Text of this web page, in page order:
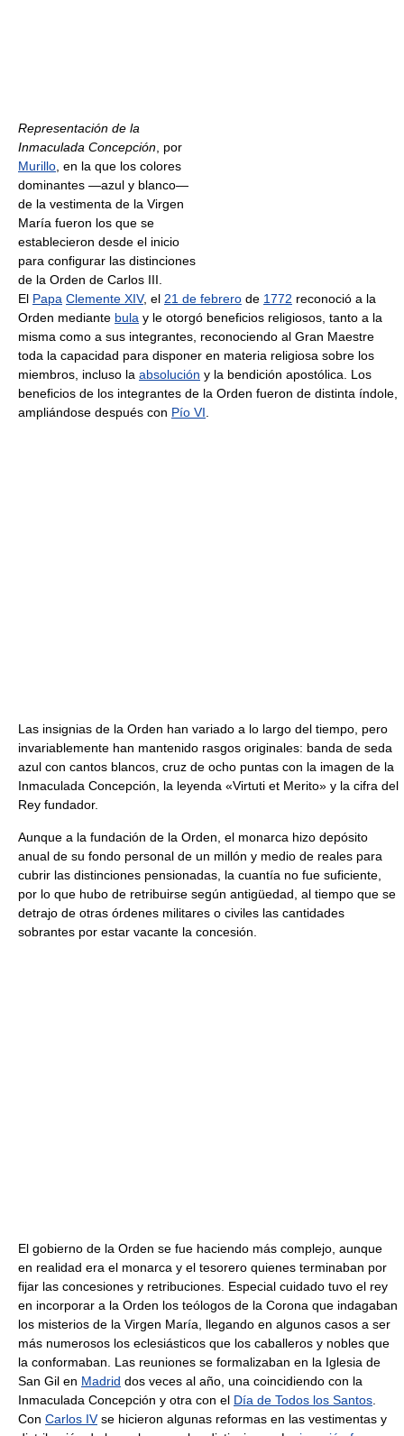
Representación de la
Inmaculada Concepción , por
Murillo , en la que los colores
dominantes —azul y blanco—
de la vestimenta de la Virgen
María fueron los que se
establecieron desde el inicio
para configurar las distinciones
de la Orden de Carlos III.
El Papa Clemente XIV, el 21 de febrero de 1772 reconoció a la
Orden mediante bula y le otorgó beneficios religiosos, tanto a la
misma como a sus integrantes, reconociendo al Gran Maestre
toda la capacidad para disponer en materia religiosa sobre los
miembros, incluso la absolución y la bendición apostólica. Los
beneficios de los integrantes de la Orden fueron de distinta índole,
ampliándose después con Pío VI
Las insignias de la Orden han variado a lo largo del tiempo, pero
invariablemente han mantenido rasgos originales: banda de seda
azul con cantos blancos, cruz de ocho puntas con la imagen de la
Inmaculada Concepción, la leyenda «Virtuti et Merito» y la cifra del
Rey fundador.
Aunque a la fundación de la Orden, el monarca hizo depósito
anual de su fondo personal de un millón y medio de reales para
cubrir las distinciones pensionadas, la cuantía no fue suficiente,
por lo que hubo de retribuirse según antigüedad, al tiempo que se
detrajo de otras órdenes militares o civiles las cantidades
sobrantes por estar vacante la concesión.
El gobierno de la Orden se fue haciendo más complejo, aunque
en realidad era el monarca y el tesorero quienes terminaban por
fijar las concesiones y retribuciones. Especial cuidado tuvo el rey
en incorporar a la Orden los teólogos de la Corona que indagaban
los misterios de la Virgen María, llegando en algunos casos a ser
más numerosos los eclesiásticos que los caballeros y nobles que
la conformaban. Las reuniones se formalizaban en la Iglesia de
San Gil en Madrid dos veces al año, una coincidiendo con la
Inmaculada Concepción y otra con el Día de Todos los Santos
Con Carlos IVse hicieron algunas reformas en las vestimentas y